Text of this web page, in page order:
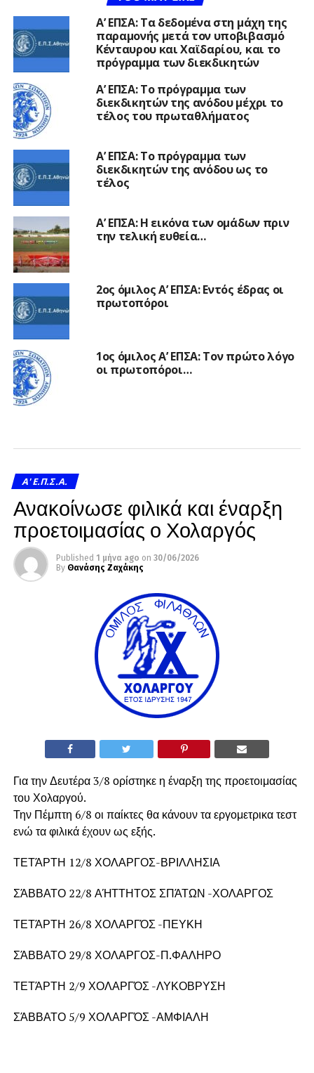
Α’ ΕΠΣΑ: Τα δεδομένα στη μάχη της
παραμονής μετά τον υποβιβασμό
Κένταυρου και Χαϊδαρίου, και το
πρόγραμμα των διεκδικητών
Α’ ΕΠΣΑ: Το πρόγραμμα των
διεκδικητών της ανόδου μέχρι το
τέλος του πρωταθλήματος
Α’ ΕΠΣΑ: Το πρόγραμμα των
διεκδικητών της ανόδου ως το
τέλος
Α’ ΕΠΣΑ: Η εικόνα των ομάδων πριν
την τελική ευθεία…
2ος όμιλος Α’ ΕΠΣΑ: Εντός έδρας οι
πρωτοπόροι
1ος όμιλος Α’ ΕΠΣΑ: Τον πρώτο λόγο
οι πρωτοπόροι…
A' Ε.Π.Σ.Α.
Ανακοίνωσε φιλικά και έναρξη
προετοιμασίας ο Χολαργός
Published 1 μήνα ago on 30/06/2026
By Θανάσης Ζαχάκης
Για την Δευτέρα 3/8 ορίστηκε η έναρξη της προετοιμασίας
του Χολαργού.
Την Πέμπτη 6/8 οι παίκτες θα κάνουν τα εργομετρικα τεστ
ενώ τα φιλικά έχουν ως εξής.
ΤΕΤΆΡΤΗ 12/8 ΧΟΛΑΡΓΟΣ-ΒΡΙΛΛΗΣΙΑ
ΣΆΒΒΑΤΟ 22/8 ΑΉΤΤΗΤΟΣ ΣΠΆΤΩΝ -ΧΟΛΑΡΓΟΣ
ΤΕΤΆΡΤΗ 26/8 ΧΟΛΑΡΓΌΣ -ΠΕΥΚΗ
ΣΆΒΒΑΤΟ 29/8 ΧΟΛΑΡΓΟΣ-Π.ΦΑΛΗΡΟ
ΤΕΤΆΡΤΗ 2/9 ΧΟΛΑΡΓΌΣ -ΛΥΚΟΒΡΥΣΗ
ΣΆΒΒΑΤΟ 5/9 ΧΟΛΑΡΓΌΣ -ΑΜΦΙΑΛΗ